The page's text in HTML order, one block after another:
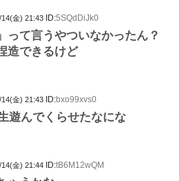
金) 21:43 ID:5SQdDiJk0
って言うやついなかったん？
造できるけど
金) 21:43 ID:bxo99xvs0
遊んでくらせたなにな
金) 21:44 ID:tB6M12wQM